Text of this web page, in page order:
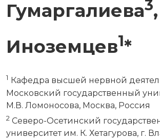
Гумаргалиева3
Иноземцев1*
1 Кафедра высшей нервной
Московский государственный
М.В. Ломоносова, Москва, Россия
2 Северо-Осетинский
университет им. К. Хетагурова, г.